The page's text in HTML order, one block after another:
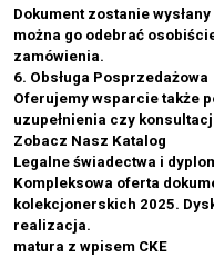
Dokument zostanie
można go odebrać
zamówienia.
6. Obsługa Posprzedażowa
Oferujemy wsparcie także
uzupełnienia czy
Zobacz Nasz Katalog
Legalne świadectwa i
Kompleksowa oferta
kolekcjonerskich 2025.
realizacja.
matura z wpisem CKE